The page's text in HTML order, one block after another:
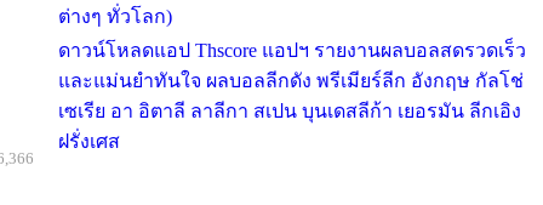
ต่างๆ ทั่วโลก)
ดาวน์โหลดแอป Thscore แอปฯ รายงานผลบอลสดรวดเร็ว
และแม่นยำทันใจ ผลบอลลีกดัง พรีเมียร์ลีก อังกฤษ กัลโช่
เซเรีย อา อิตาลี ลาลีกา สเปน บุนเดสลีก้า เยอรมัน ลีกเอิง
ฝรั่งเศส